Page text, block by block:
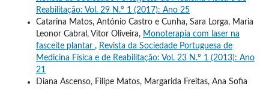
Reabilitação: Vol. 29 N.º 1 (2017): Ano 25
Catarina Matos, António Castro e Cunha, Sara Lorga, Maria
Leonor Cabral, Vitor Oliveira, Monoterapia com laser na
fasceíte plantar , Revista da Sociedade Portuguesa de
Medicina Física e de Reabilitação: Vol. 23 N.º 1 (2013): Ano
21
Diana Ascenso, Filipe Matos, Margarida Freitas, Ana Sofia